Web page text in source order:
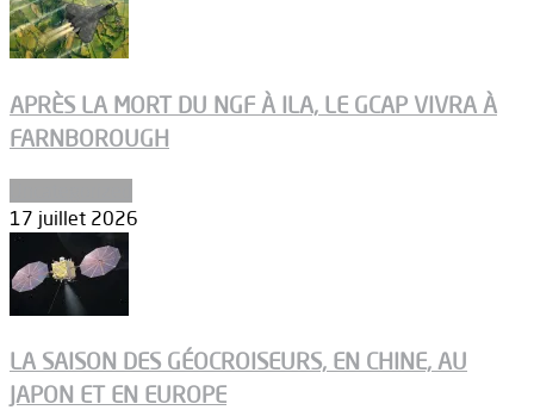
APRÈS LA MORT DU NGF À ILA, LE GCAP VIVRA À
FARNBOROUGH
17 juillet 2026
LA SAISON DES GÉOCROISEURS, EN CHINE, AU
JAPON ET EN EUROPE